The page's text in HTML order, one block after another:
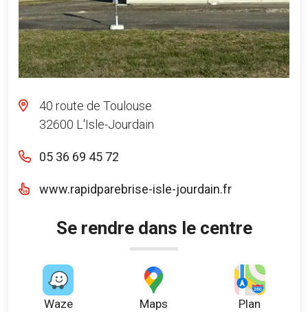
40 route de Toulouse
32600 L'Isle-Jourdain
05 36 69 45 72
www.rapidparebrise-isle-jourdain.fr
Se rendre dans le centre
Waze Maps Plan